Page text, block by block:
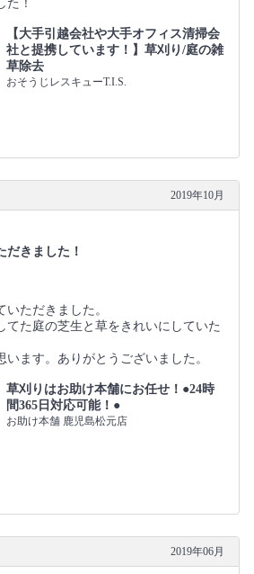
た！
【大手引越会社や大手オフィス清掃会
社と提携しています！】草刈り/庭の雑
草除去
おそうじレスキューT.I.S.
2019年10月
だきました！
ただきました。
てた庭の芝生と草をきれいにしていた
います。ありがとうございました。
草刈りはお助け本舗にお任せ！●24時
間365日対応可能！●
お助け本舗 鹿児島松元店
2019年06月